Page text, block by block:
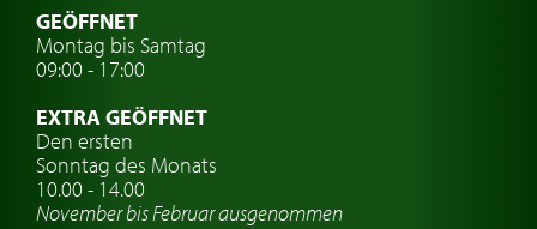
Oldtimer mit h-kennzeichen
Auto Oldtimer Markt
Oldtimer-Versicherung
Oldtimer-Clubs
Oldtimer-Reisen
GEÖFFNET
Montag bis Samtag
09:00 - 17:00
EXTRA GEÖFFNET
Den ersten
Sonntag des Monats
10.00 - 14.00
November bis Februar ausgenommen